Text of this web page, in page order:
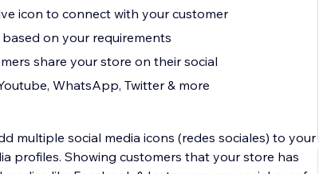
icon to connect with your customer
on your requirements
share your store on their social
WhatsApp, Twitter & more
multiple social media icons (redes sociales) to your
profiles. Showing customers that your store has